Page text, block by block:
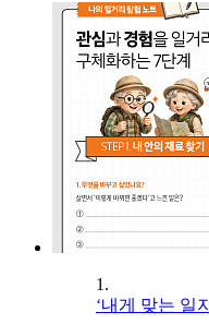
1.
‘내게 맞는 일